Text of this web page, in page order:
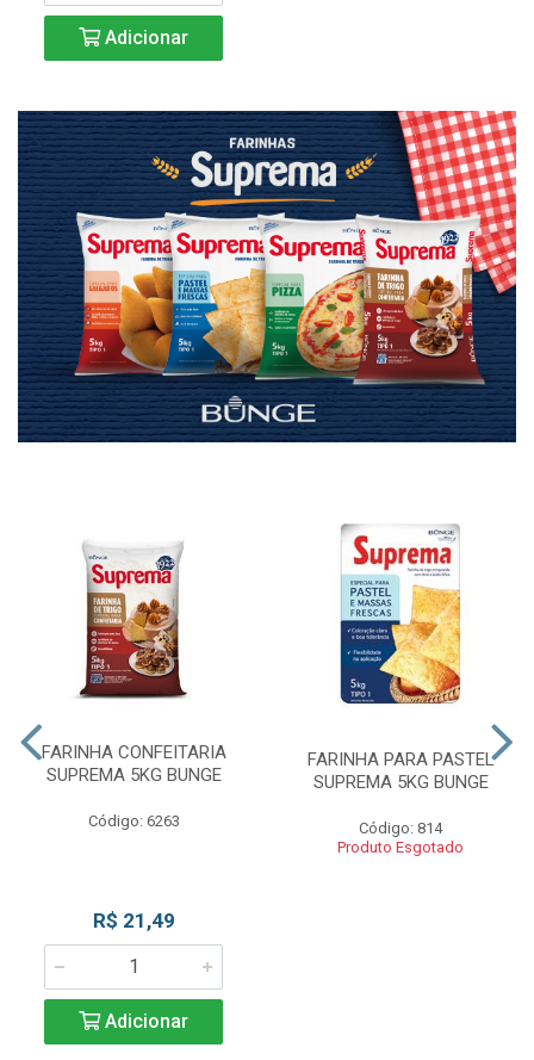
Adicionar
FARINHA CONFEITARIA
SUPREMA 5KG BUNGE
Código: 6263
R$ 21,49
Adicionar
FARINHA PARA PASTEL
SUPREMA 5KG BUNGE
Código: 814
Produto Esgotado